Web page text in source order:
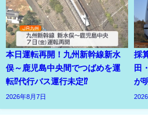
本日運転再開！九州新幹線新水
俣～鹿児島中央間でつばめを運
転⁉代行バス運行未定⁉
2026年8月7日
採
田
が